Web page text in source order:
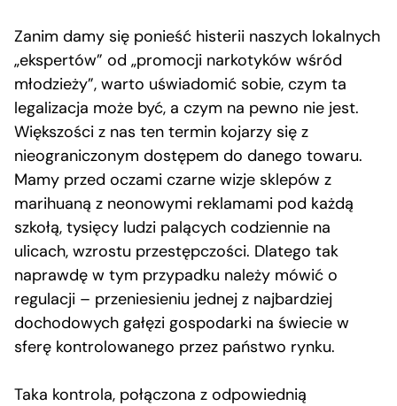
Zanim damy się ponieść histerii naszych lokalnych
„ekspertów” od „promocji narkotyków wśród
młodzieży”, warto uświadomić sobie, czym ta
legalizacja może być, a czym na pewno nie jest.
Większości z nas ten termin kojarzy się z
nieograniczonym dostępem do danego towaru.
Mamy przed oczami czarne wizje sklepów z
marihuaną z neonowymi reklamami pod każdą
szkołą, tysięcy ludzi palących codziennie na
ulicach, wzrostu przestępczości. Dlatego tak
naprawdę w tym przypadku należy mówić o
regulacji – przeniesieniu jednej z najbardziej
dochodowych gałęzi gospodarki na świecie w
sferę kontrolowanego przez państwo rynku.
Taka kontrola, połączona z odpowiednią